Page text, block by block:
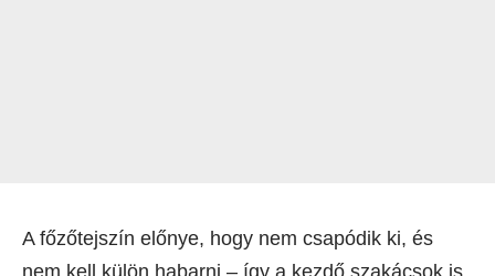
A főzőtejszín előnye, hogy nem csapódik ki, és